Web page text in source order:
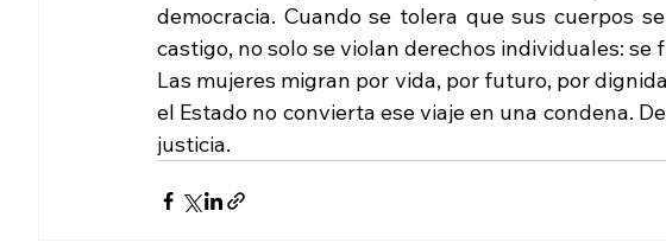
democracia. Cuando se tolera que sus cuerpos
castigo, no solo se violan derechos individuales: se
Las mujeres migran por vida, por futuro, por
el Estado no convierta ese viaje en una condena.
justicia.